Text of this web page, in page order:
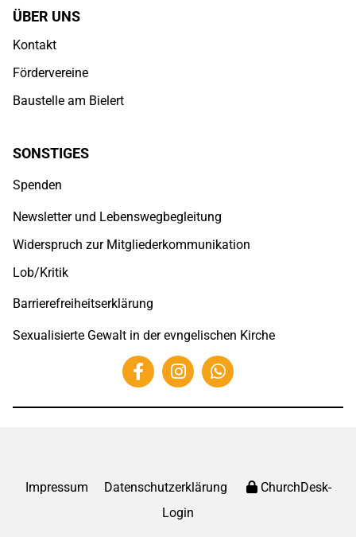
ÜBER UNS
Kontakt
Fördervereine
Baustelle am Bielert
SONSTIGES
Spenden
Newsletter und Lebenswegbegleitung
Widerspruch zur Mitgliederkommunikation
Lob/Kritik
Barrierefreiheitserklärung
Sexualisierte Gewalt in der evngelischen Kirche
Impressum Datenschutzerklärung
ChurchDesk-
Login